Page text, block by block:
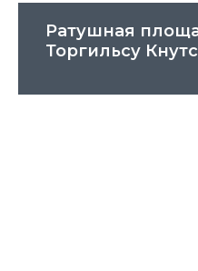
Ратушная
Торгильсу